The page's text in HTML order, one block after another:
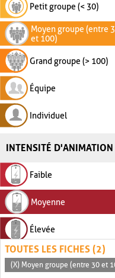
Petit groupe (< 30)
Moyen groupe (entre
et 100)
Grand groupe (> 100)
Équipe
Individuel
INTENSITÉ D'ANIMATION
Faible
Moyenne
Élevée
TOUTES LES FICHES (2)
(X) Moyen groupe (entre 30 et